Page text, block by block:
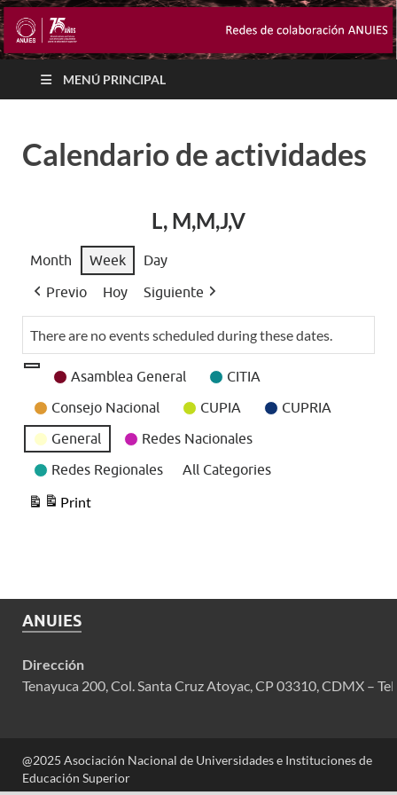
MENÚ PRINCIPAL
Calendario de actividades
L, M,M,J,V
Month Week
Day
Previo
Hoy Siguiente
There are no events scheduled during these dates.
Event
Asamblea General
CITIA
Consejo Nacional
CUPIA
CUPRIA
General
Redes Nacionales
Redes Regionales
All Categories
Print
View
ANUIES
Dirección
Tenayuca 200, Col. Santa Cruz Atoyac, CP 03310, CDMX –
@2025 Asociación Nacional de Universidades e Instituciones de
Educación Superior